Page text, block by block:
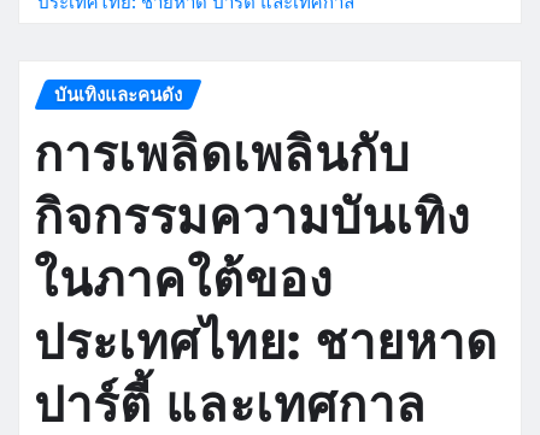
บันเทิงและคนดัง
การเพลิดเพลินกับ
กิจกรรมความบันเทิง
ในภาคใต้ของ
ประเทศไทย: ชายหาด
ปาร์ตี้ และเทศกาล